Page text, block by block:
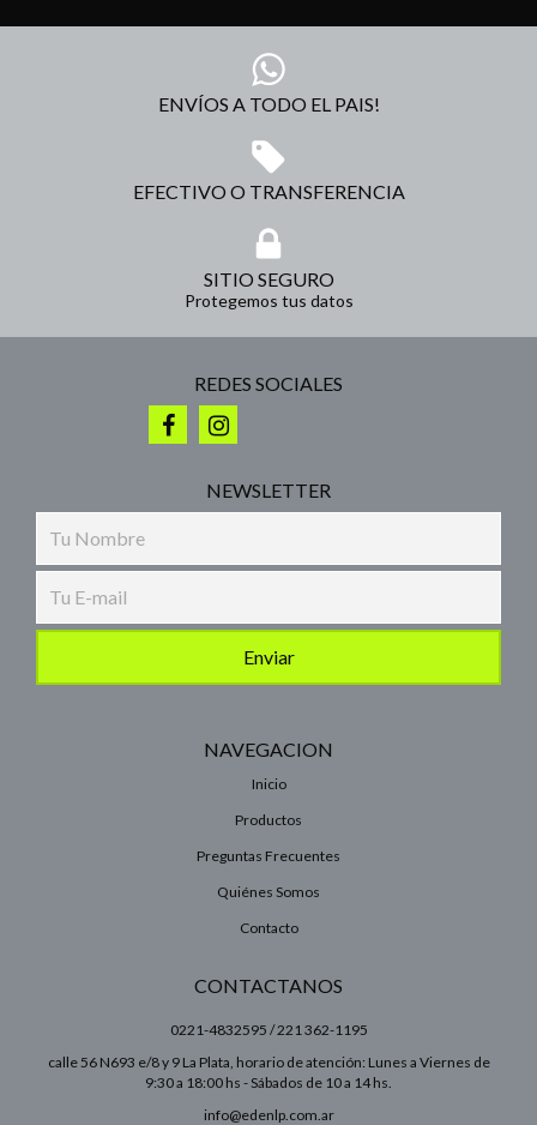
ENVÍOS A TODO EL PAIS!
EFECTIVO O TRANSFERENCIA
SITIO SEGURO
Protegemos tus datos
REDES SOCIALES
NEWSLETTER
NAVEGACION
Inicio
Productos
Preguntas Frecuentes
Quiénes Somos
Contacto
CONTACTANOS
0221-4832595 / 221 362-1195
calle 56 N693 e/8 y 9 La Plata, horario de atención: Lunes a Viernes de
9:30 a 18:00 hs - Sábados de 10 a 14 hs.
info@edenlp.com.ar